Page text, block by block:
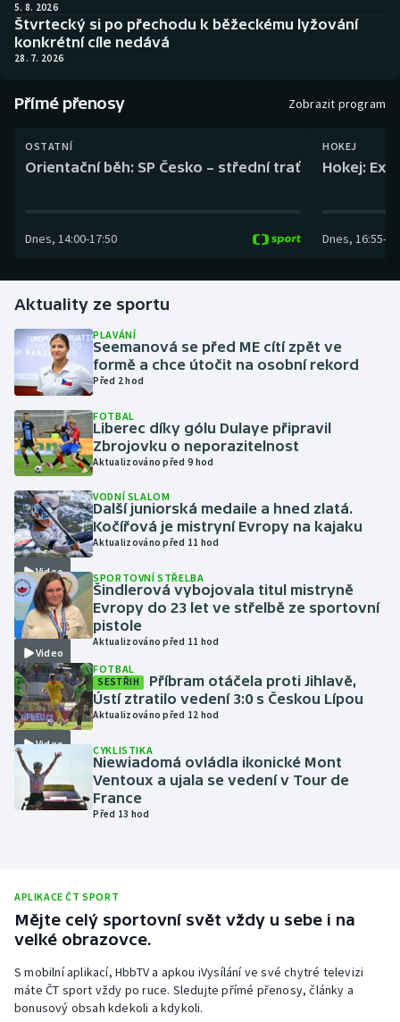
Boby a skeleton
Curling
Dostihy
Futsal
Golf
Gymnastika
Házená
Jezdectví
Judo
Krasobruslení
Lezení
Lyže a snowboard
Moderní pětiboj
Motorsport
Olympijské hry
Parasport
Plavání
Rychlobruslení
Rychlostní kanoistika
Short track
AZ kvíz
5. 8. 2026
Štvrtecký si po přechodu k běžeckému lyžování
konkrétní cíle nedává
28. 7. 2026
Přímé přenosy Zobrazit program
OSTATNÍ
Orientační běh: SP Česko – střední trať
Dnes, 14:00-17:50
HOKEJ
Hokej:
Dnes, 16:55-
Aktuality ze sportu
PLAVÁNÍ
Seemanová se před ME cítí zpět ve
formě a chce útočit na osobní rekord
Před 2 hod
FOTBAL
Liberec díky gólu Dulaye připravil
Zbrojovku o neporazitelnost
Aktualizováno před 9 hod
Video
VODNÍ SLALOM
Další juniorská medaile a hned zlatá.
Kočířová je mistryní Evropy na kajaku
Aktualizováno před 11 hod
Video
SPORTOVNÍ STŘELBA
Šindlerová vybojovala titul mistryně
Evropy do 23 let ve střelbě ze sportovní
pistole
Aktualizováno před 11 hod
Video
FOTBAL
SESTŘIH
Příbram otáčela proti Jihlavě,
Ústí ztratilo vedení 3:0 s Českou Lípou
Aktualizováno před 12 hod
CYKLISTIKA
Niewiadomá ovládla ikonické Mont
Ventoux a ujala se vedení v Tour de
France
Před 13 hod
APLIKACE ČT SPORT
Mějte celý sportovní svět vždy u sebe i na
velké obrazovce.
S mobilní aplikací, HbbTV a apkou iVysílání ve své chytré televizi
máte ČT sport vždy po ruce. Sledujte přímé přenosy, články a
bonusový obsah kdekoli a kdykoli.